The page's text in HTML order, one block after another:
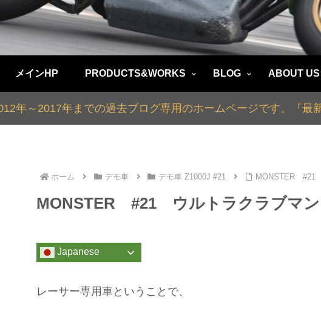
メインHP PRODUCTS&WORKS BLOG ABOUT US
年～2017年までの過去ブログ専用のホームページです。『最
ホーム デモ車 デモ車 Z1000J #21 MONSTER #21
MONSTER #21 ウルトラクラブマン
Japanese
レーサー専用車ということで、